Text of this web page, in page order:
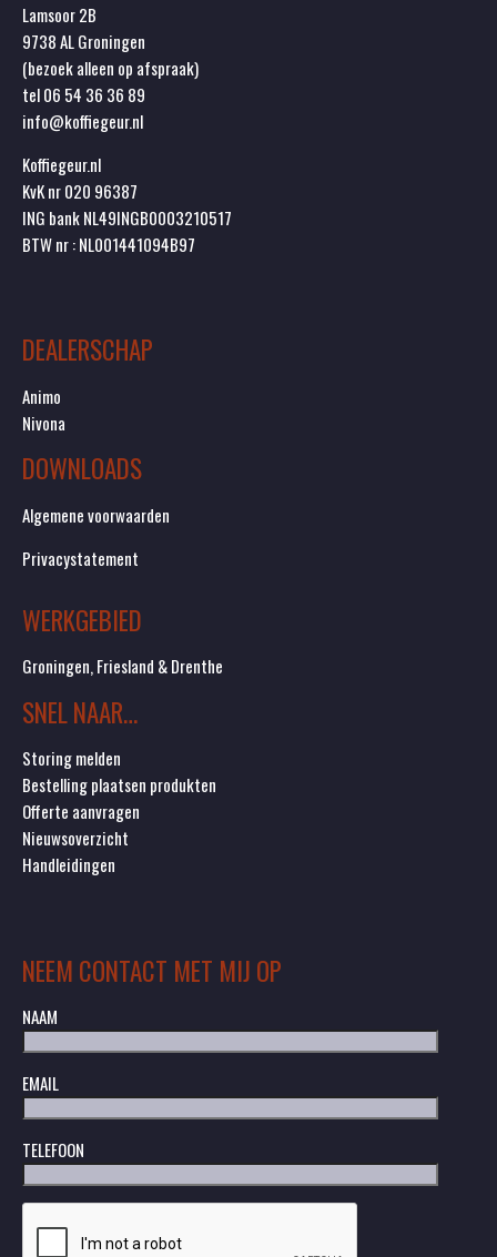
Lamsoor 2B
9738 AL Groningen
(bezoek alleen op afspraak)
tel 06 54 36 36 89
info@koffiegeur.nl
Koffiegeur.nl
KvK nr 020 96387
ING bank NL49INGB0003210517
BTW nr : NL001441094B97
DEALERSCHAP
Animo
Nivona
DOWNLOADS
Algemene voorwaarden
Privacystatement
WERKGEBIED
Groningen, Friesland & Drenthe
SNEL NAAR…
Storing melden
Bestelling plaatsen produkten
Offerte aanvragen
Nieuwsoverzicht
Handleidingen
NEEM CONTACT MET MIJ OP
NAAM
EMAIL
TELEFOON